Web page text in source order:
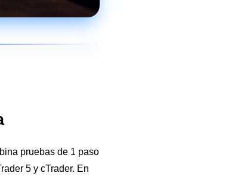
pruebas de 1 paso
5 y cTrader. En